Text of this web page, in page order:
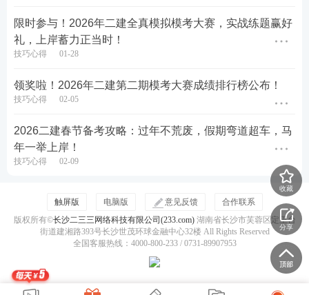
实务案例题答题 技巧
1、严格把控时间
单选题快速完成；案例中前面的客观小题控制在40分
钟内，为后面4道论述大题留足时间。
2、先看问题，再读材料
先圈出问题中的关键词，再带着目标去读案例背景，
快速锁定有效信息。
3、认真审题，抓准关键词
逐字读懂题目要求，明确“问的是什么”，避免答非所
问。
限时参与！2026年二建全真模拟模考大赛，实战练题赢好
礼，上岸蓄力正当时！
技巧心得 01-28
领奖啦！2026年二建第二期模考大赛成绩排行榜公布！
技巧心得 02-05
2026二建春节备考攻略：过年不荒废，假期弯道超车，马
年一举上岸！
技巧心得 02-09
收藏
分享
触屏版 电脑版 意见反馈
合作联系
版权所有©长沙二三三网络科技有限公司(233.com)湖南省长沙市芙蓉区定王台
街道建湘路393号长沙世茂环球金融中心32楼 All Rights Reserved
全国客服热线：4000-800-233 / 0731-89907953